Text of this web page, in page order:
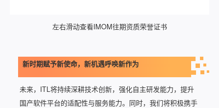
左右滑动查看IMOM往期资质荣誉证书
新时期赋予新使命，新机遇呼唤新作为
未来，ITL将持续深耕技术创新，强化自主研发能力，提升
国产软件平台的适配性与服务能力。同时，我们将积极携手